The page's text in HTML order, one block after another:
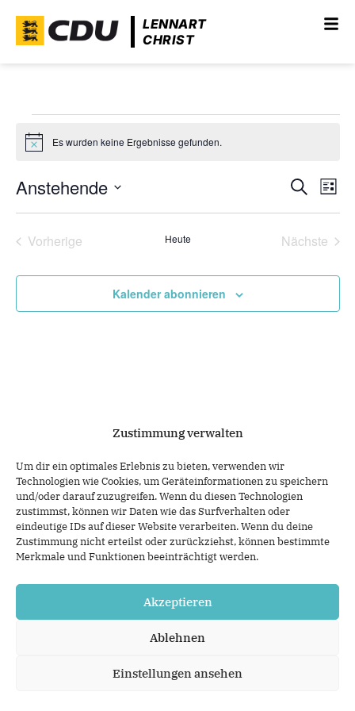
Zustimmung verwalten
Um dir ein optimales Erlebnis zu bieten, verwenden wir
Technologien wie Cookies, um Geräteinformationen zu speichern
und/oder darauf zuzugreifen. Wenn du diesen Technologien
zustimmst, können wir Daten wie das Surfverhalten oder
eindeutige IDs auf dieser Website verarbeiten. Wenn du deine
Zustimmung nicht erteilst oder zurückziehst, können bestimmte
Merkmale und Funktionen beeinträchtigt werden.
Akzeptieren
Ablehnen
Einstellungen ansehen
LENNART
CHRIST
HinweisEs wurden keine Ergebnisse gefunden.
Suche
und
SucheListe
Anstehende
wählen.
VorherigeVeranstaltungenHeute Nächste
Kalender abonnieren
IMPRESSUM
DATENSCHUTZ